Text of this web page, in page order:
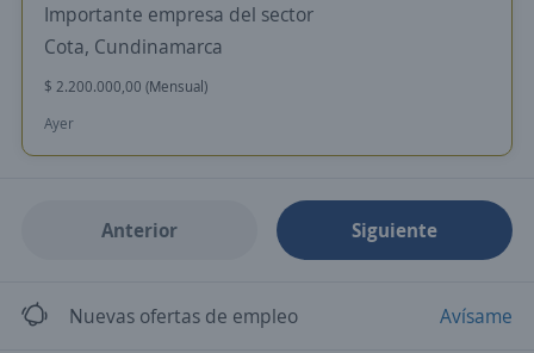
Importante empresa del sector
Cota, Cundinamarca
$ 2.200.000,00 (Mensual)
Ayer
Anterior Siguiente
Nuevas ofertas de empleo Avísame